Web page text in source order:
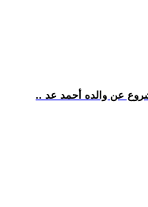
عن والده أحمد عد